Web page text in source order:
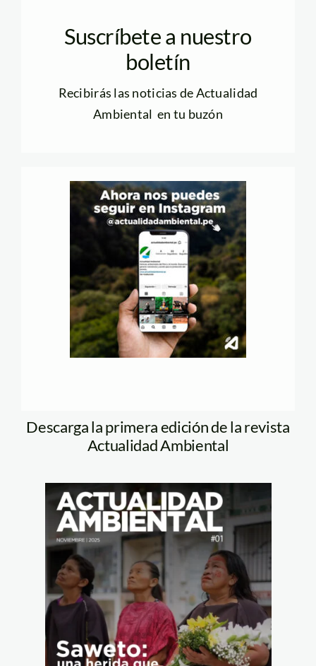
Suscríbete a nuestro
boletín
Recibirás las noticias de Actualidad
Ambiental en tu buzón
Descarga la primera edición de la revista
Actualidad Ambiental